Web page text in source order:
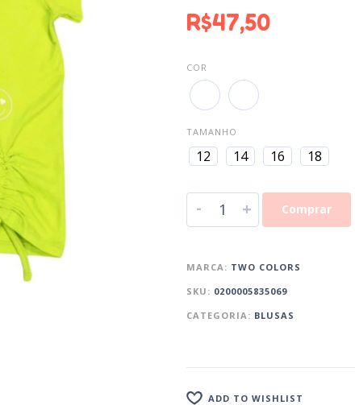
R$47,50
COR
TAMANHO
12 14 16 18
- + Comprar
MARCA: TWO COLORS
SKU: 0200005835069
CATEGORIA: BLUSAS
ADD TO WISHLIST